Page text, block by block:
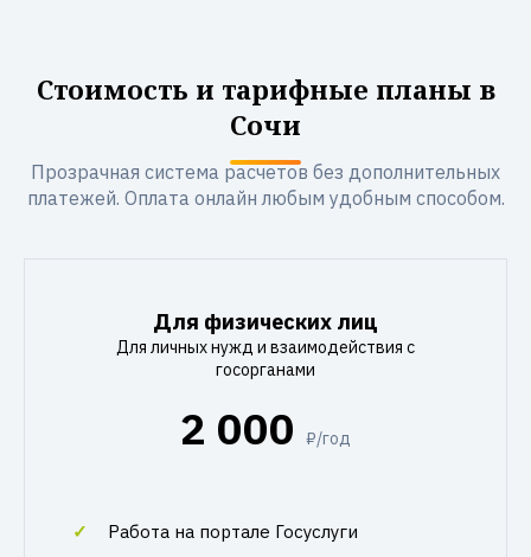
Стоимость и тарифные планы в
Сочи
Прозрачная система расчетов без дополнительных
платежей. Оплата онлайн любым удобным способом.
Для физических лиц
Для личных нужд и взаимодействия с
госорганами
2 000 ₽/год
Работа на портале Госуслуги